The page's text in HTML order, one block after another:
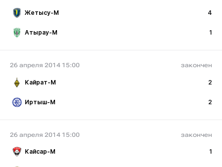
Жетысу-М 4
Атырау-М 1
26 апреля 2014 15:00 закончен
Кайрат-М 2
Иртыш-М 2
26 апреля 2014 15:00 закончен
Кайсар-М 1